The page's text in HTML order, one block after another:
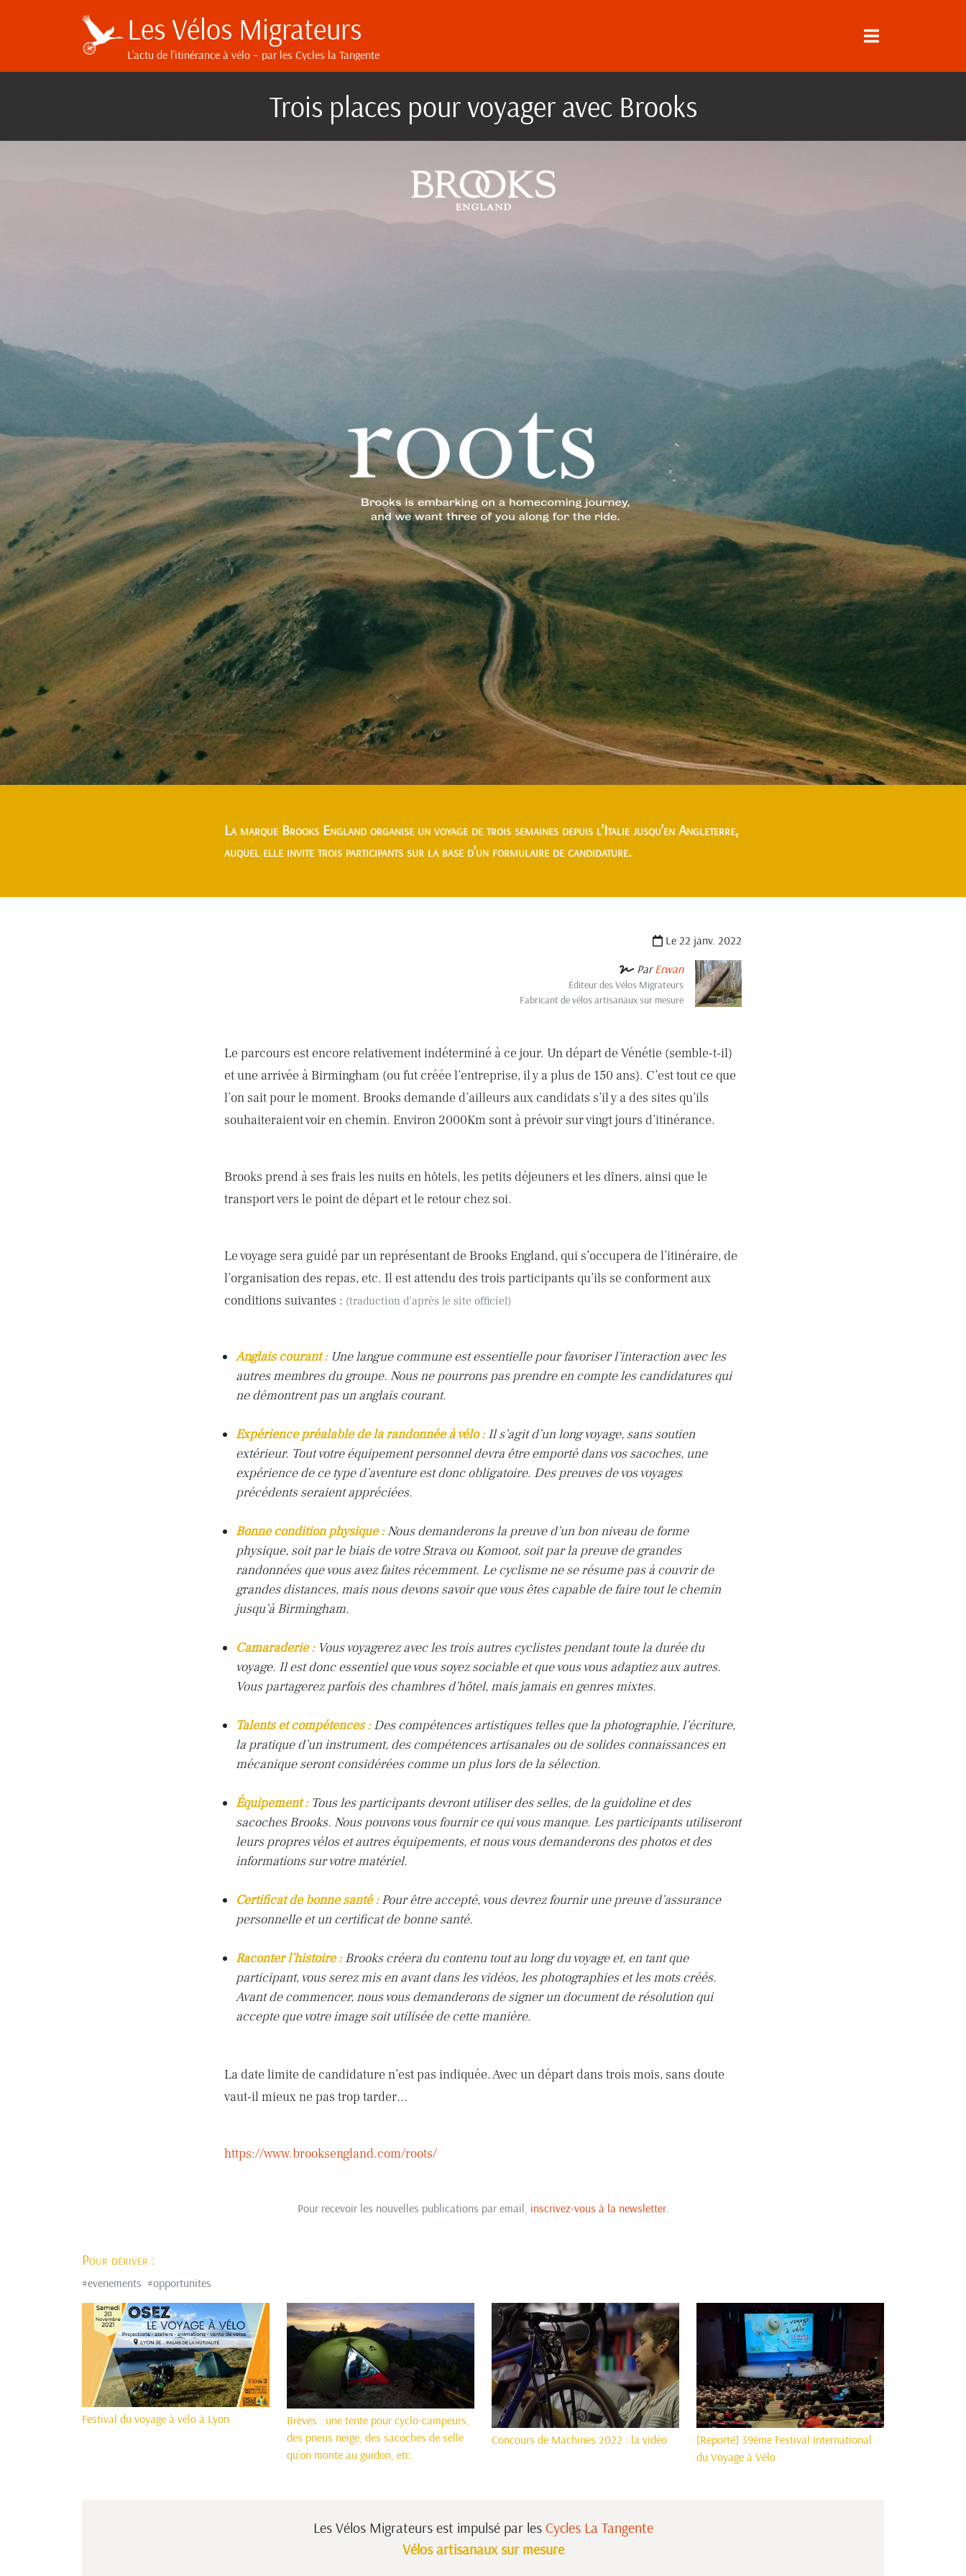
Les Vélos Migrateurs
L’actu de l’itinérance à vélo – par les Cycles la Tangente
Trois places pour voyager avec Brooks
La marque Brooks England organise un voyage de trois semaines depuis l’Italie jusqu’en Angleterre,
auquel elle invite trois participants sur la base d’un formulaire de candidature.
Le 22 janv. 2022
ParErwan
Éditeur des Vélos Migrateurs
Fabricant de vélos artisanaux sur mesure
Le parcours est encore relativement indéterminé à ce jour. Un départ de Vénétie (semble-t-il)
et une arrivée à Birmingham (ou fut créée l’entreprise, il y a plus de 150 ans). C’est tout ce que
l’on sait pour le moment. Brooks demande d’ailleurs aux candidats s’il y a des sites qu’ils
souhaiteraient voir en chemin. Environ 2000Km sont à prévoir sur vingt jours d’itinérance.
Brooks prend à ses frais les nuits en hôtels, les petits déjeuners et les dîners, ainsi que le
transport vers le point de départ et le retour chez soi.
Le voyage sera guidé par un représentant de Brooks England, qui s’occupera de l’itinéraire, de
l’organisation des repas, etc. Il est attendu des trois participants qu’ils se conforment aux
conditions suivantes : (traduction d’après le site officiel)
Anglais courant :Une langue commune est essentielle pour favoriser l’interaction avec les
autres membres du groupe. Nous ne pourrons pas prendre en compte les candidatures qui
ne démontrent pas un anglais courant.
Expérience préalable de la randonnée à vélo :Il s’agit d’un long voyage, sans soutien
extérieur. Tout votre équipement personnel devra être emporté dans vos sacoches, une
expérience de ce type d’aventure est donc obligatoire. Des preuves de vos voyages
précédents seraient appréciées.
Bonne condition physique :Nous demanderons la preuve d’un bon niveau de forme
physique, soit par le biais de votre Strava ou Komoot, soit par la preuve de grandes
randonnées que vous avez faites récemment. Le cyclisme ne se résume pas à couvrir de
grandes distances, mais nous devons savoir que vous êtes capable de faire tout le chemin
jusqu’à Birmingham.
Camaraderie :Vous voyagerez avec les trois autres cyclistes pendant toute la durée du
voyage. Il est donc essentiel que vous soyez sociable et que vous vous adaptiez aux autres.
Vous partagerez parfois des chambres d’hôtel, mais jamais en genres mixtes.
Talents et compétences :Des compétences artistiques telles que la photographie, l’écriture,
la pratique d’un instrument, des compétences artisanales ou de solides connaissances en
mécanique seront considérées comme un plus lors de la sélection.
Équipement :Tous les participants devront utiliser des selles, de la guidoline et des
sacochesBrooks. Nous pouvons vous fournir ce qui vous manque. Les participants utiliseront
leurs propres vélos et autres équipements, et nous vous demanderons des photos et des
informations sur votre matériel.
Certificat de bonne santé :Pour être accepté, vous devrez fournir une preuve d’assurance
personnelle et un certificat de bonne santé.
Raconter l’histoire :Brooks créera du contenu tout au long du voyage et, en tant que
participant, vous serez mis en avant dans les vidéos, les photographies et les mots créés.
Avant de commencer, nous vous demanderons de signer un document de résolution qui
accepte que votre image soit utilisée de cette manière.
La date limite de candidature n’est pas indiquée. Avec un départ dans trois mois, sans doute
vaut-il mieux ne pas trop tarder…
https://www.brooksengland.com/roots/
Pour recevoir les nouvelles publications par email, inscrivez-vous à la newsletter.
Pour dériver :
#evenements #opportunites
Festival du voyage à vélo à Lyon
Brèves : une tente pour cyclo-campeurs,
des pneus neige, des sacoches de selle
qu’on monte au guidon, etc.
Concours de Machines 2022 : la vidéo
[Reporté] 39ème Festival International
du Voyage à Vélo
Les Vélos Migrateurs est impulsé par les Cycles La Tangente
Vélos artisanaux sur mesure